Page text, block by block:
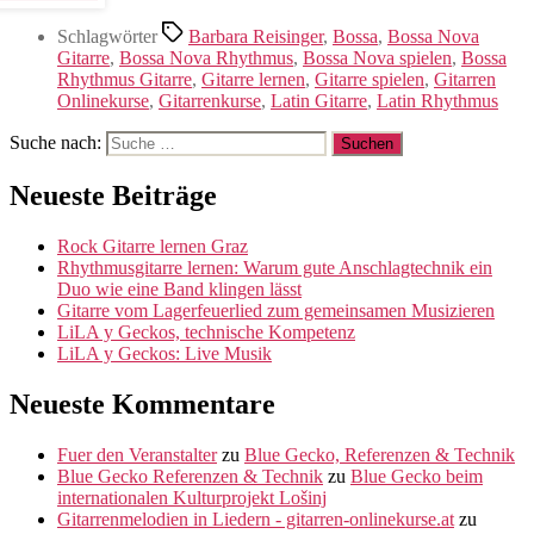
Schlagwörter Barbara Reisinger, Bossa, Bossa Nova
Gitarre, Bossa Nova Rhythmus, Bossa Nova spielen, Bossa
Rhythmus Gitarre, Gitarre lernen, Gitarre spielen, Gitarren
Onlinekurse, Gitarrenkurse, Latin Gitarre, Latin Rhythmus
Suche nach:
Neueste Beiträge
Rock Gitarre lernen Graz
Rhythmusgitarre lernen: Warum gute Anschlagtechnik ein
Duo wie eine Band klingen lässt
Gitarre vom Lagerfeuerlied zum gemeinsamen Musizieren
LiLA y Geckos, technische Kompetenz
LiLA y Geckos: Live Musik
Neueste Kommentare
Fuer den Veranstalterzu Blue Gecko, Referenzen & Technik
Blue Gecko Referenzen & Technik zu Blue Gecko beim
internationalen Kulturprojekt Lošinj
Gitarrenmelodien in Liedern - gitarren-onlinekurse.at zu